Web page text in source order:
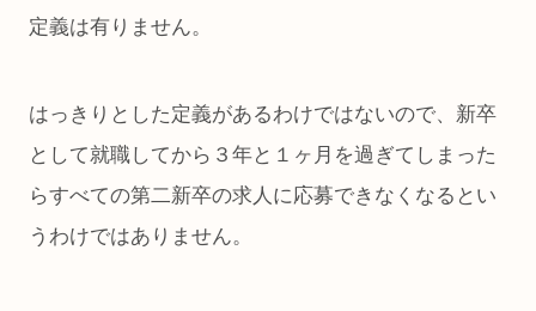
定義は有りません。
はっきりとした定義があるわけではないので、新卒
として就職してから３年と１ヶ月を過ぎてしまった
らすべての第二新卒の求人に応募できなくなるとい
うわけではありません。